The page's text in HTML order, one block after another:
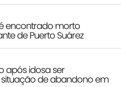
encontrado morto
de Puerto Suárez
após idosa ser
de abandono em